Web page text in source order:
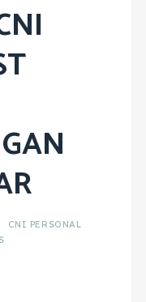
CNI PERSONAL